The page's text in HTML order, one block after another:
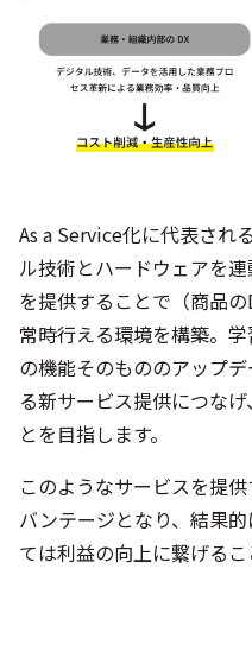
As a Service化に代表され
ル技術とハードウェアを
を提供することで（商品
常時行える環境を構築。
の機能そのもののアップ
る新サービス提供につな
とを目指します。
このようなサービスを提
バンテージとなり、結果
ては利益の向上に繋げるこ